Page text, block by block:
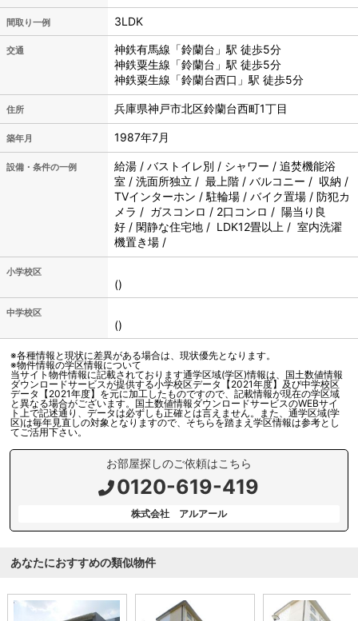
間取り一例 3LDK
交通
神鉄有馬線「鈴蘭台」駅 徒歩5分
神鉄粟生線「鈴蘭台」駅 徒歩5分
神鉄粟生線「鈴蘭台西口」駅 徒歩5分
住所 兵庫県神戸市北区鈴蘭台西町1丁目
築年月 1987年7月
設備・条件の一例
給湯 / バストイレ別 / シャワー / 追焚機能浴
室 / 洗面所独立 / 最上階 / バルコニー / 収納 /
TVインターホン / 駐輪場 / バイク置場 / 防犯カ
メラ / ガスコンロ / 2口コンロ / 陽当り良
好 / 閑静な住宅地 / LDK12畳以上 / 室内洗濯
機置き場 /
小学校区
()
中学校区
()
※各種情報と現状に差異がある場合は、現状優先となります。
※物件情報の学区情報について
当サイト物件情報に記載されております通学区域(学区)情報は、国土数値情報
ダウンロードサービスが提供する小学校区データ【2021年度】及び中学校区
データ【2021年度】を元に加工したものですので、記載情報が現在の学区域
と異なる場合がございます。国土数値情報ダウンロードサービスのWEBサイ
ト上で記述通り、データは必ずしも正確とは言えません。また、通学区域(学
区)は毎年見直しの対象となりますので、そちらを踏まえ学区情報は参考とし
てご活用下さい。
お部屋探しのご依頼はこちら
0120-619-419
株式会社 アルアール
あなたにおすすめの類似物件